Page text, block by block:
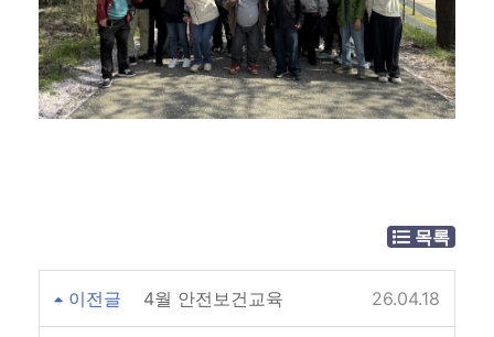
목록
이전글 4월 안전보건교육 26.04.18